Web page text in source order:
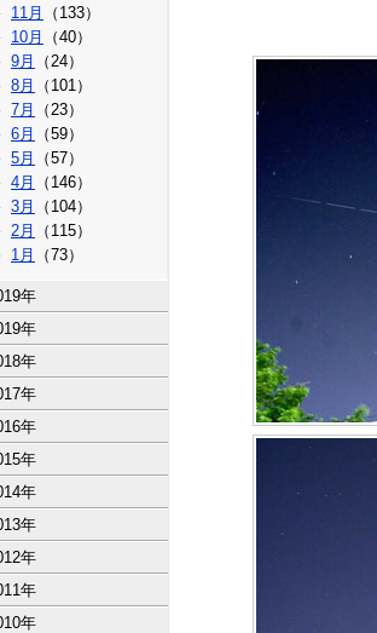
11月
（133）
10月
（40）
9月
（24）
8月
（101）
7月
（23）
6月
（59）
5月
（57）
4月
（146）
3月
（104）
2月
（115）
1月
（73）
年
年
年
年
年
年
年
年
年
年
年